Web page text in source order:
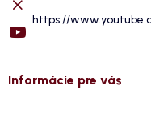
https://
Informácie pre vás